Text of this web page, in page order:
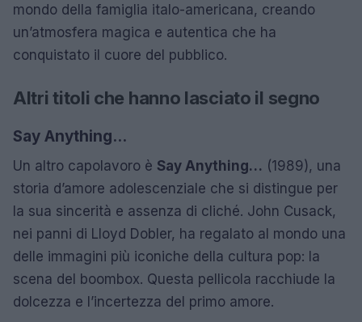
mondo della famiglia italo-americana, creando
un’atmosfera magica e autentica che ha
conquistato il cuore del pubblico.
Altri titoli che hanno lasciato il segno
Say Anything…
Un altro capolavoro è Say Anything… (1989), una
storia d’amore adolescenziale che si distingue per
la sua sincerità e assenza di cliché. John Cusack,
nei panni di Lloyd Dobler, ha regalato al mondo una
delle immagini più iconiche della cultura pop: la
scena del boombox. Questa pellicola racchiude la
dolcezza e l’incertezza del primo amore.